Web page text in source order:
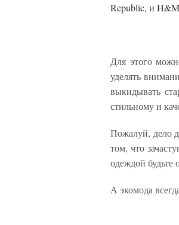
Republic, и
Для этого
уделять
выкидывать
стильному и
Пожалуй, дело
том, что
одеждой будьте
А экомода